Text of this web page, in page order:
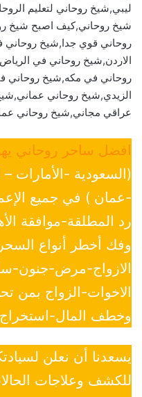
ليبي,شيخ روحاني لتعليم
شيخ روحاني,كيف اصبح شيخ
روحاني قوي جدا,شيخ
الاردن,شيخ روحاني في
روحاني في مكه,شيخ روحاني
الزيدي,شيخ روحاني
عراقي مجاني,شيخ روحاني
افضل ساحر روحاني
(السعودية -الأمارات
-عمان ) في جميع
رد المطلقة-موافقة
وفك أخطر أنواع
الازواج-مرض-جنون-
الاخوات-الزواج بمن
وخطف المال-استخراج
يسعدنا أن نعلن
للكشف وعلاجات